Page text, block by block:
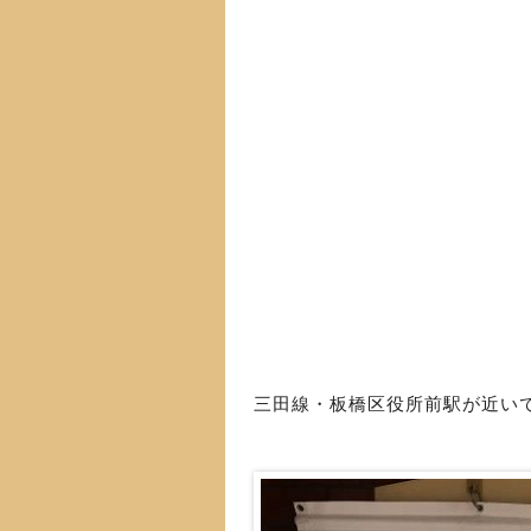
三田線・板橋区役所前駅が近い